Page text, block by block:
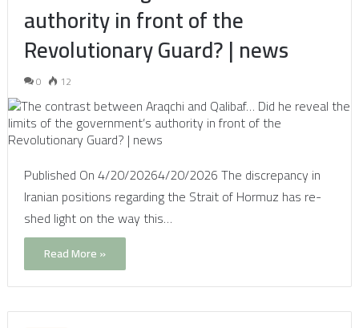
authority in front of the
Revolutionary Guard? | news
0 12
Published On 4/20/20264/20/2026 The discrepancy in
Iranian positions regarding the Strait of Hormuz has re-
shed light on the way this…
Read More »